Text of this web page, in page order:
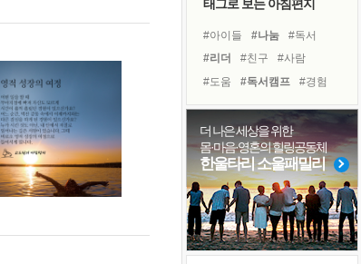
아픈 아버지를 위한 공간 설계
슬럼프
보고 싶은 어머니
유년 시절의 부산 영도 바다
못된 꼰대들
희망이란
태그로 보는 아침편지
#아이들 #나눔
#독서
#리더
#친구
#사람
#도움
#독서캠프
#경험
#힐링
#비전캠프
#계획
#삶
#유튜브
#링컨학교
#극복
#바이러스
#면역력
#건강
#다짐
#희망
더 나은 세상을 위한
몸·마음·영혼의 힐링공동체
한울타리 소울패밀리